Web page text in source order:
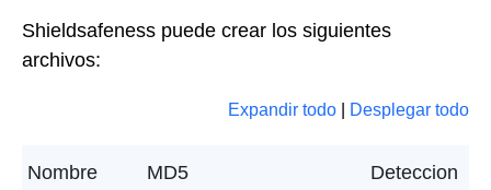
Shieldsafeness puede crear los siguientes
archivos:
Expandir todo Desplegar todo
Nombre MD5
Deteccion